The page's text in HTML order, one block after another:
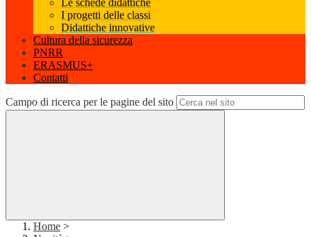
Le schede didattiche
I progetti delle classi
Didattiche innovative
Cultura della sicurezza
PNRR
ERASMUS+
Contatti
Campo di ricerca per le pagine del sito
Home >